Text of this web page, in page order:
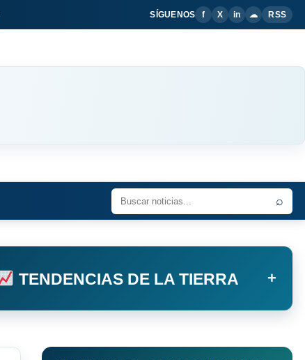
SÍGUENOS f X in ☁ RSS
⌕
TENDENCIAS DE LA TIERRA +